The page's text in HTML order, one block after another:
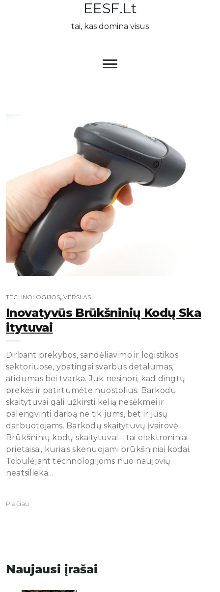
EESF.lt
tai, kas domina visus
TECHNOLOGIJOS,VERSLAS
Inovatyvūs Brūkšninių Kodų Ska
Itytuvai
Dirbant prekybos, sandėliavimo ir logistikos
sektoriuose, ypatingai svarbus detalumas,
atidumas bei tvarka. Juk nesinori, kad dingtų
prekės ir patirtumėte nuostolius. Barkodu
skaitytuvai gali užkirsti kelią nesėkmei ir
palengvinti darbą ne tik jums, bet ir jūsų
darbuotojams. Barkodų skaitytuvų įvairovė
Brūkšninių kodų skaitytuvai – tai elektroniniai
prietaisai, kuriais skenuojami brūkšniniai kodai.
Tobulėjant technologijoms nuo naujovių
neatsilieka…
Plačiau
Naujausi įrašai